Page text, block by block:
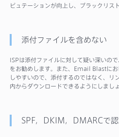
ピュテーションが向上し、ブラックリス
添付ファイルを含めない
ISPは添付ファイルに対して疑い深いの
をお勧めします。また、Email Blastに
しやすいので、添付するのではなく、リ
内からダウンロードできるようにしましょ
SPF，DKIM，DMARCで